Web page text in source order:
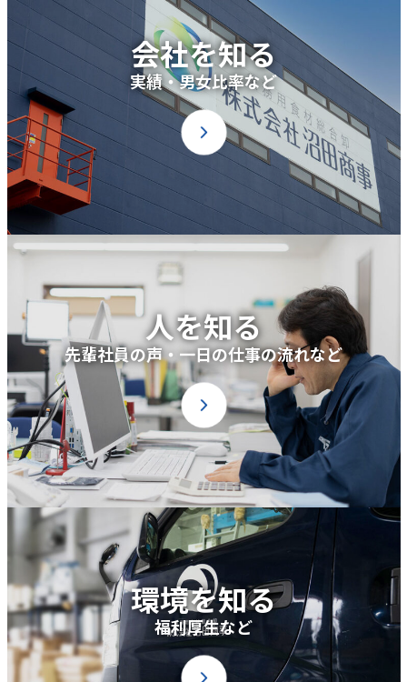
会社を知る
実績・男女比率など
人を知る
先輩社員の声・一日の仕事の流れなど
環境を知る
福利厚生など